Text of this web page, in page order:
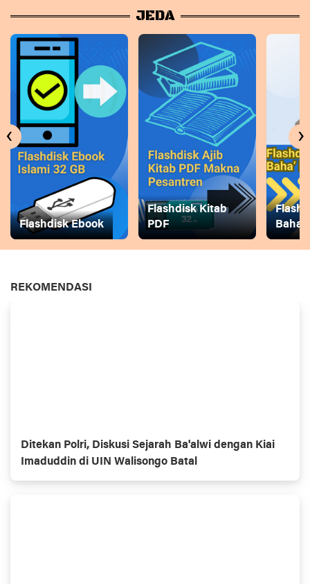
JEDA
Flashdisk Ebook
Flashdisk Kitab
PDF
Baha
‹ ›
REKOMENDASI
Ditekan Polri, Diskusi Sejarah Ba'alwi dengan Kiai
Imaduddin di UIN Walisongo Batal